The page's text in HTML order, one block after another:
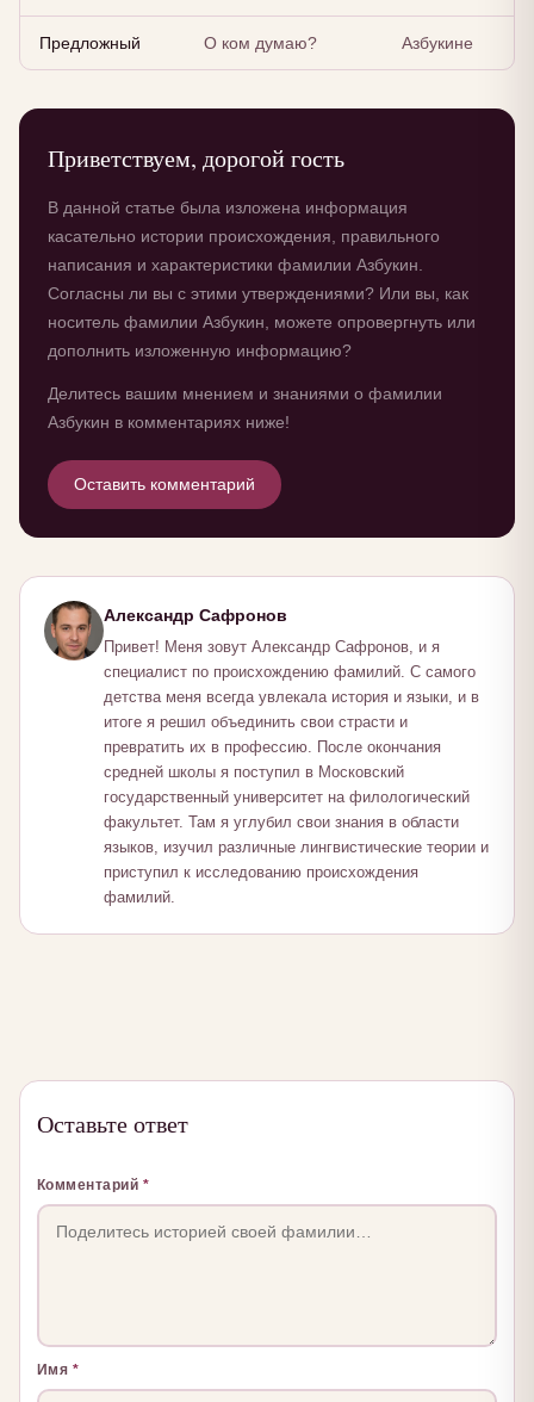
Предложный О ком думаю? Азбукине
Приветствуем, дорогой гость
В данной статье была изложена информация
касательно истории происхождения, правильного
написания и характеристики фамилии Азбукин.
Согласны ли вы с этими утверждениями? Или вы, как
носитель фамилии Азбукин, можете опровергнуть или
дополнить изложенную информацию?
Делитесь вашим мнением и знаниями о фамилии
Азбукин в комментариях ниже!
Оставить комментарий
Александр Сафронов
Привет! Меня зовут Александр Сафронов, и я
специалист по происхождению фамилий. С самого
детства меня всегда увлекала история и языки, и в
итоге я решил объединить свои страсти и
превратить их в профессию. После окончания
средней школы я поступил в Московский
государственный университет на филологический
факультет. Там я углубил свои знания в области
языков, изучил различные лингвистические теории и
приступил к исследованию происхождения
фамилий.
Оставьте ответ
Комментарий *
Имя *